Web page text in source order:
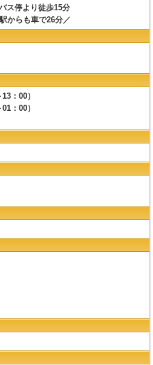
ス停より徒歩15分
からも車で26分／
：00）
：00）